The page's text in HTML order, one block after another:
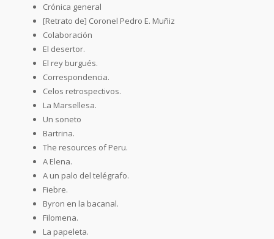
Crónica general
[Retrato de] Coronel Pedro E. Muñiz
Colaboración
El desertor.
El rey burgués.
Correspondencia.
Celos retrospectivos.
La Marsellesa.
Un soneto
Bartrina.
The resources of Peru.
A Elena.
A un palo del telégrafo.
Fiebre.
Byron en la bacanal.
Filomena.
La papeleta.